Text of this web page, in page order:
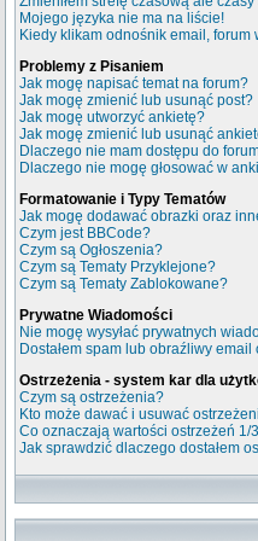
Mojego języka nie ma na liście!
Kiedy klikam odnośnik email,
Problemy z Pisaniem
Jak mogę napisać temat na forum?
Jak mogę zmienić lub usunąć post?
Jak mogę utworzyć ankietę?
Jak mogę zmienić lub usunąć
Dlaczego nie mam dostępu do
Dlaczego nie mogę głosować w
Formatowanie i Typy Tematów
Jak mogę dodawać obrazki oraz
Czym jest BBCode?
Czym są Ogłoszenia?
Czym są Tematy Przyklejone?
Czym są Tematy Zablokowane?
Prywatne Wiadomości
Nie mogę wysyłać prywatnych
Dostałem spam lub obraźliwy
Ostrzeżenia - system kar dla
Czym są ostrzeżenia?
Kto może dawać i usuwać
Co oznaczają wartości ostrzeżeń 1/
Jak sprawdzić dlaczego dostałem